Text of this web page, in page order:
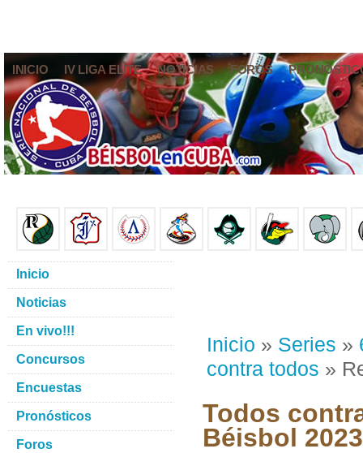
INICIO IV LIGA ELITE NOTICIAS FOROS
Inicio » Series »
contra todos »
Todos
Béisbol 2023
Inicio
Noticias
En vivo!!!
Concursos
Encuestas
Pronósticos
Foros